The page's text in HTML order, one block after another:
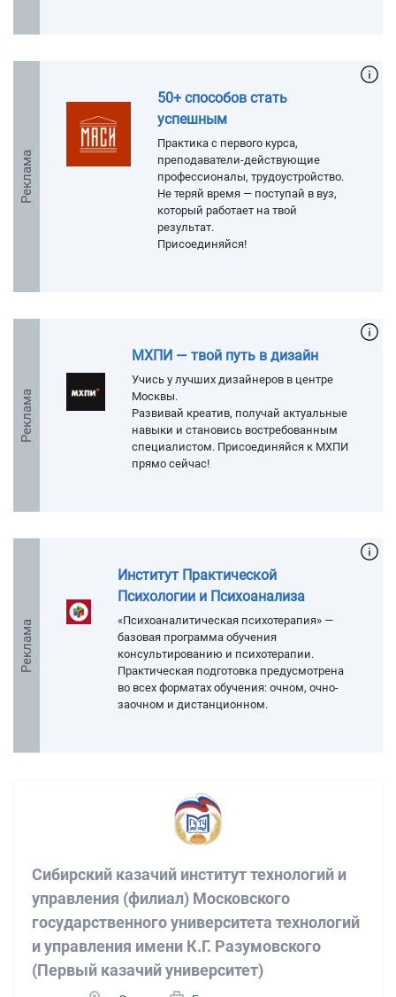
Реклама
50+ способов стать
успешным
Практика с первого курса,
преподаватели-действующие
профессионалы, трудоустройство.
Не теряй время — поступай в вуз,
который работает на твой
результат.
Присоединяйся!
Реклама
МХПИ — твой путь в дизайн
Учись у лучших дизайнеров в центре
Москвы.
Развивай креатив, получай актуальные
навыки и становись востребованным
специалистом. Присоединяйся к МХПИ
прямо сейчас!
Реклама
Институт Практической
Психологии и Психоанализа
«Психоаналитическая психотерапия» —
базовая программа обучения
консультированию и психотерапии.
Практическая подготовка предусмотрена
во всех форматах обучения: очном, очно-
заочном и дистанционном.
Сибирский казачий институт технологий и
управления (филиал) Московского
государственного университета технологий
и управления имени К.Г. Разумовского
(Первый казачий университет)